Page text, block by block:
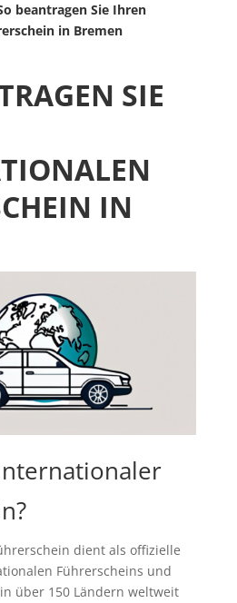
beantragen Sie Ihren
in Bremen
SIE
IN
dient als offizielle
Führerscheins und
über 150 Ländern weltweit